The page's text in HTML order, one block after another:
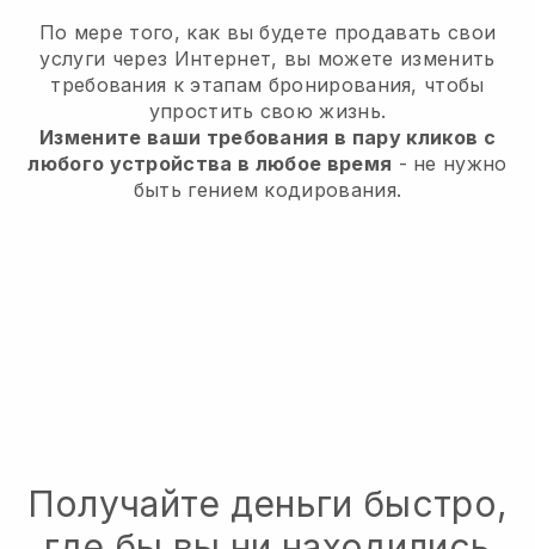
По мере того, как вы будете продавать свои
услуги через Интернет, вы можете изменить
требования к этапам бронирования, чтобы
упростить свою жизнь.
Измените ваши требования в пару кликов с
любого устройства в любое время - не нужно
быть гением кодирования.
Получайте деньги быстро,